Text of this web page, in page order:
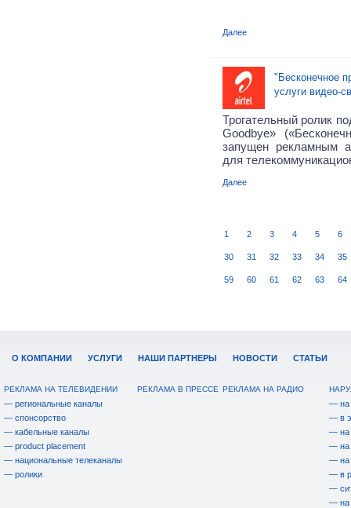
Далее
"Бесконечное
услуги видео-
Трогательный ролик
Goodbye»
запущен рекламным
для
Далее
1 2 3 4 5 6
30 31 32 33 34 35
59 60 61 62 63 64
О КОМПАНИИ УСЛУГИ НАШИ ПАРТНЕРЫ НОВОСТИ СТАТЬИ
РЕКЛАМА НА ТЕЛЕВИДЕНИИ
— региональные каналы
— спонсорство
— кабельные каналы
— product placement
— национальные телеканалы
— ролики
РЕКЛАМА В ПРЕССЕ РЕКЛАМА НА РАДИО
— на
— в
— на
— на
— на
— в
—
— на